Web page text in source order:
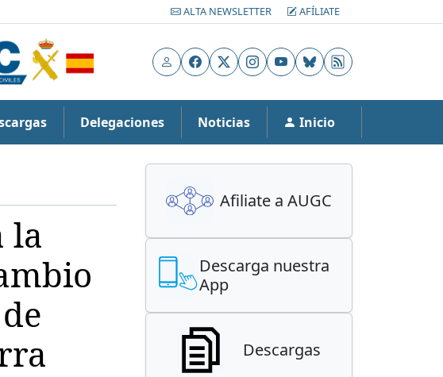
ALTA NEWSLETTER AFÍLIATE
UsuarioFacebook
X Instagram
YouTubeBluesky
RSS
Delegaciones Noticias Inicio
la
Afiliate a AUGC
Descarga nuestra
App
Descargas